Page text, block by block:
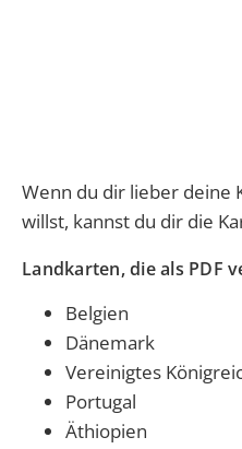
Wenn du dir lieber deine
willst, kannst du dir die
Landkarten, die als PDF
Belgien
Dänemark
Vereinigtes
Portugal
Äthiopien